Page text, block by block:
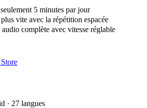
5 minutes par jour
vite avec la répétition espacée
complète avec vitesse réglable
· 27 langues